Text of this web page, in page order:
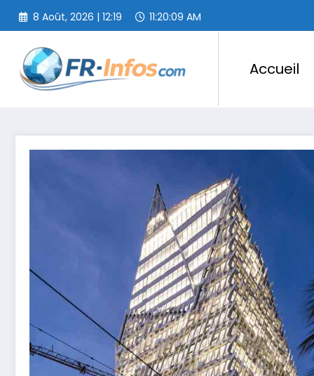
Aller
contenu
8 Août, 2026 | 12:19 11:20:10 AM
Accueil